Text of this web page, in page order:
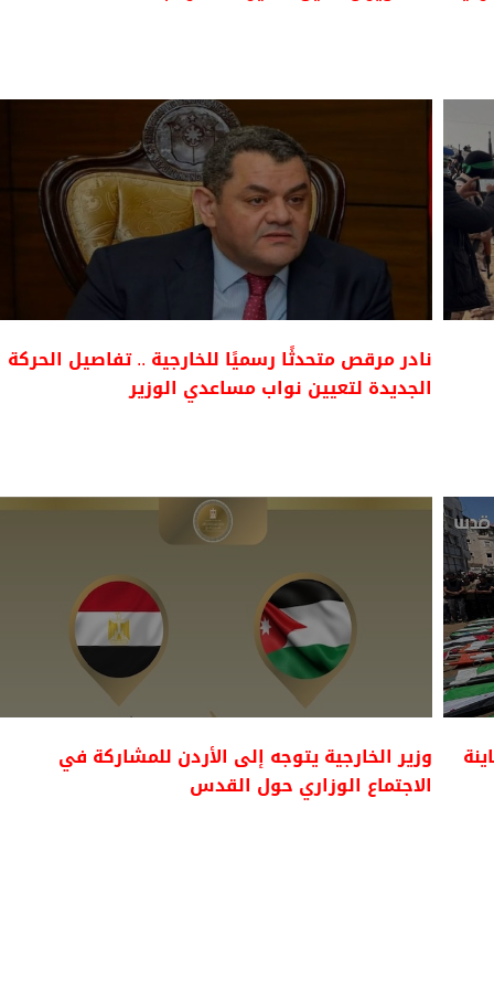
نادر مرقص متحدثًا رسميًا للخارجية .. تفاصيل الحركة
الجديدة لتعيين نواب مساعدي الوزير
وزير الخارجية يتوجه إلى الأردن للمشاركة في
الاجتماع الوزاري حول القدس